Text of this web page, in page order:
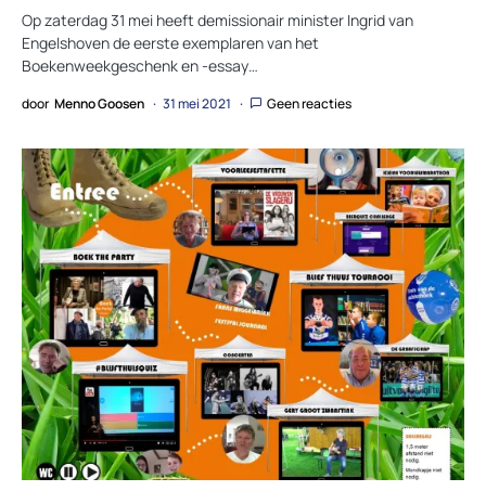
Op zaterdag 31 mei heeft demissionair minister Ingrid van
Engelshoven de eerste exemplaren van het
Boekenweekgeschenk en -essay…
door Menno Goosen 31 mei 2021 Geen reacties